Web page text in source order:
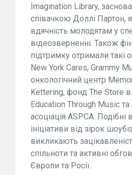
Imagination Library,
співачкою Доллі Партон,
вдячність молодятам у
відеозверненні. Також
підтримку отримали такі
New York Cares, Grammy
онкологічний центр
Kettering, фонд The Store
Education Through Music
асоціація ASPCA. Подібні
ініціативи від зірок
викликають
спільноти та активні
Європи та Росії.